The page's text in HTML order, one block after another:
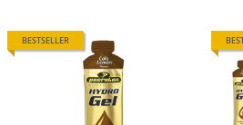
BESTSELLER